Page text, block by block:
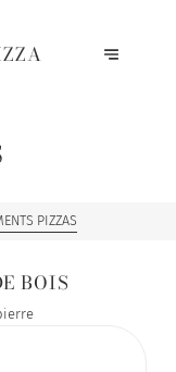
PIZZAS
BOIS